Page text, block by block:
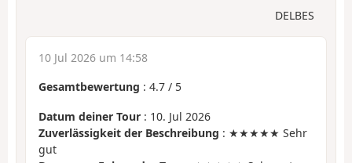
DELBES
10 Jul 2026 um 14:58
Gesamtbewertung : 4.7 / 5
Datum deiner Tour : 10. Jul 2026
Zuverlässigkeit der Beschreibung : ★★★★★ Sehr
gut